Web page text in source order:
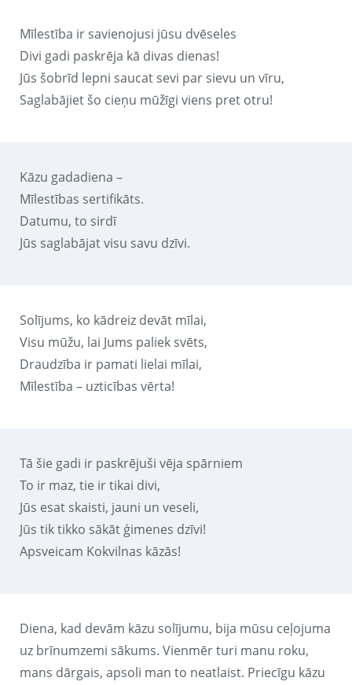
Mīlestība ir savienojusi jūsu dvēseles
Divi gadi paskrēja kā divas dienas!
Jūs šobrīd lepni saucat sevi par sievu un vīru,
Saglabājiet šo cieņu mūžīgi viens pret otru!
Kāzu gadadiena –
Mīlestības sertifikāts.
Datumu, to sirdī
Jūs saglabājat visu savu dzīvi.
Solījums, ko kādreiz devāt mīlai,
Visu mūžu, lai Jums paliek svēts,
Draudzība ir pamati lielai mīlai,
Mīlestība – uzticības vērta!
Tā šie gadi ir paskrējuši vēja spārniem
To ir maz, tie ir tikai divi,
Jūs esat skaisti, jauni un veseli,
Jūs tik tikko sākāt ģimenes dzīvi!
Apsveicam Kokvilnas kāzās!
Diena, kad devām kāzu solījumu, bija mūsu ceļojuma
uz brīnumzemi sākums. Vienmēr turi manu roku,
mans dārgais, apsoli man to neatlaist. Priecīgu kāzu